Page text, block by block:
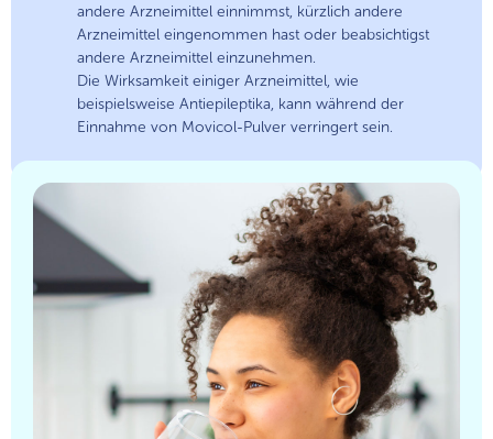
andere Arzneimittel einnimmst, kürzlich andere
Arzneimittel eingenommen hast oder beabsichtigst
andere Arzneimittel einzunehmen.
Die Wirksamkeit einiger Arzneimittel, wie
beispielsweise Antiepileptika, kann während der
Einnahme von Movicol-Pulver verringert sein.